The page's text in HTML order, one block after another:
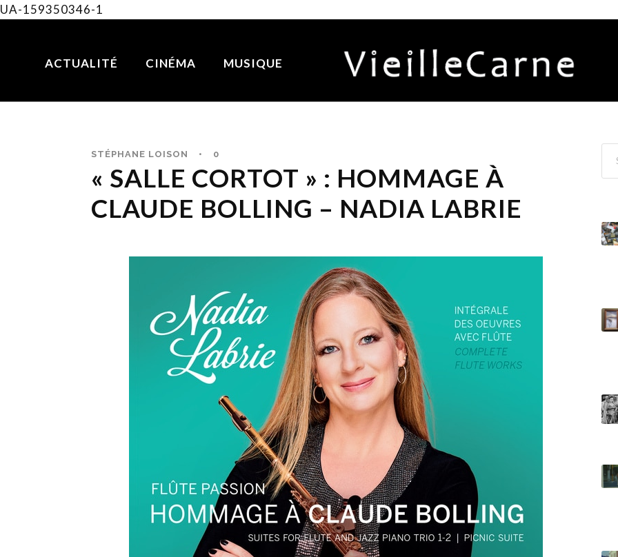
UA-159350346-1
ACTUALITÉ CINÉMA MUSIQUE
STÉPHANE LOISON • 0
« SALLE CORTOT » : HOMMAGE À
CLAUDE BOLLING – NADIA LABRIE